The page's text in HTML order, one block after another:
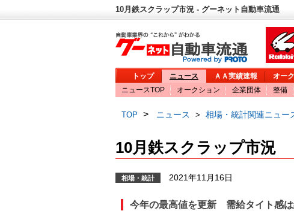
10月鉄スクラップ市況 - グーネット自動車流通
トップ ニュース ＡＡ実績速報 オー
ニュースTOP
オークション 企業団体 整備
TOP > ニュース > 相場・統計関連ニュー
10月鉄スクラップ市況
相場・統計 2021年11月16日
今年の最高値を更新 需給タイト感